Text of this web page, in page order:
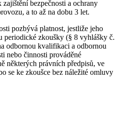
bezpečnosti a ochrany
a to až na dobu 3 let.
pozbývá platnost, jestliže jeho
periodické zkoušky (§ 8 vyhlášky č.
odbornou kvalifikaci a odbornou
nebo činnosti prováděné
některých právních předpisů, ve
se ke zkoušce bez náležité omluvy